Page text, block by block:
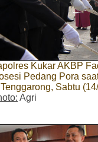
Kukar AKBP
Pedang Pora
Sabtu
Agri